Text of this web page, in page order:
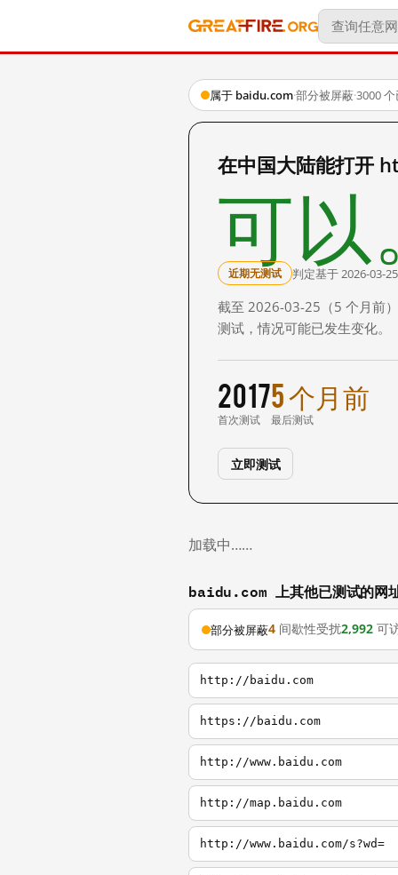
属于 baidu.com·部分被屏蔽·3000
在中国大陆能打开
可以
近期无测试 判定基于 2026-03-
截至 2026-03-25（5 个月前
测试，情况可能已发生变化。
2017
首次测试
5 个月前
最后测试
立即测试
加载中……
baidu.com 上其他已测试的网
部分被屏蔽4 间歇性受扰2,992 可
http://baidu.com
https://baidu.com
http://www.baidu.com
http://map.baidu.com
http://www.baidu.com/s?wd=